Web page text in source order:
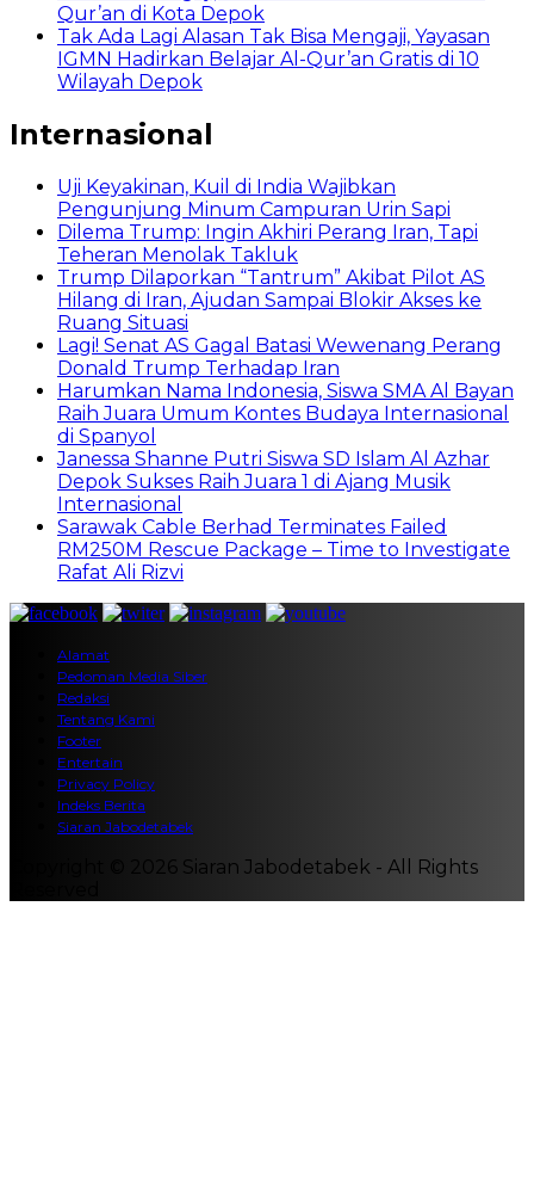
Qur’an di Kota Depok
Tak Ada Lagi Alasan Tak Bisa Mengaji, Yayasan
IGMN Hadirkan Belajar Al-Qur’an Gratis di 10
Wilayah Depok
Internasional
Uji Keyakinan, Kuil di India Wajibkan
Pengunjung Minum Campuran Urin Sapi
Dilema Trump: Ingin Akhiri Perang Iran, Tapi
Teheran Menolak Takluk
Trump Dilaporkan “Tantrum” Akibat Pilot AS
Hilang di Iran, Ajudan Sampai Blokir Akses ke
Ruang Situasi
Lagi! Senat AS Gagal Batasi Wewenang Perang
Donald Trump Terhadap Iran
Harumkan Nama Indonesia, Siswa SMA Al Bayan
Raih Juara Umum Kontes Budaya Internasional
di Spanyol
Janessa Shanne Putri Siswa SD Islam Al Azhar
Depok Sukses Raih Juara 1 di Ajang Musik
Internasional
Sarawak Cable Berhad Terminates Failed
RM250M Rescue Package – Time to Investigate
Rafat Ali Rizvi
Alamat
Pedoman Media Siber
Redaksi
Tentang Kami
Footer
Entertain
Privacy Policy
Indeks Berita
Siaran Jabodetabek
Copyright © 2026 Siaran Jabodetabek - All Rights